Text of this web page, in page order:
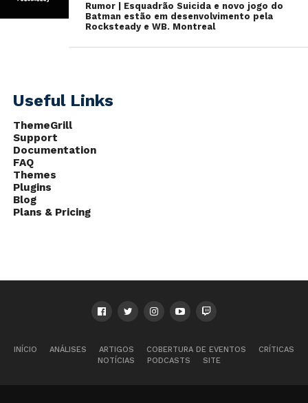
Rumor | Esquadrão Suicida e novo jogo do
Batman estão em desenvolvimento pela
Rocksteady e WB. Montreal
Useful Links
ThemeGrill
Support
Documentation
FAQ
Themes
Plugins
Blog
Plans & Pricing
INÍCIO ANÁLISES ARTIGOS COBERTURA DE EVENTOS
CRÍTICAS
NOTÍCIAS
PODCASTS SITE